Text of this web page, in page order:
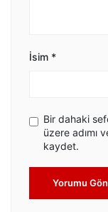
İsim *
Bir dahaki
üzere adımı
kaydet.
Yorumu